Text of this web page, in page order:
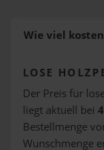
Wie viel
LOSE
Der Preis für
liegt aktuell bei
Bestellmenge
Wunschmenge